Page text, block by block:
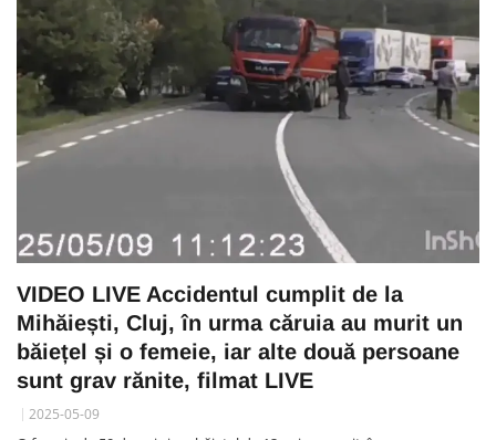
VIDEO LIVE Accidentul cumplit de la
Mihăiești, Cluj, în urma căruia au murit un
băiețel și o femeie, iar alte două persoane
sunt grav rănite, filmat LIVE
2025-05-09